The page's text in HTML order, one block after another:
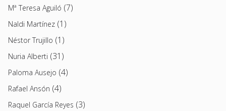
Mª Teresa Aguiló (7)
Naldi Martínez (1)
Néstor Trujillo (1)
Nuria Alberti (31)
Paloma Ausejo (4)
Rafael Ansón (4)
Raquel García Reyes (3)